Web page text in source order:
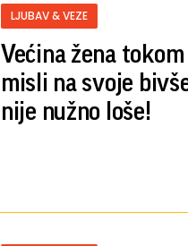
LJUBAV & VEZE
Većina žena tokom
misli na svoje
nije nužno loše!